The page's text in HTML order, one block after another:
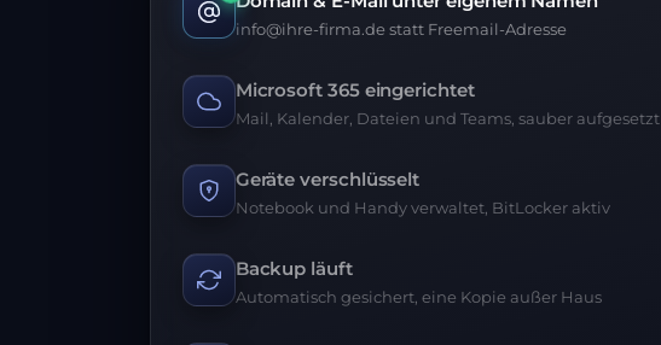
info@ihre-firma.de statt Freemail-Adresse
Microsoft 365 eingerichtet
Mail, Kalender, Dateien und Teams, sauber aufgesetzt
Geräte verschlüsselt
Notebook und Handy verwaltet, BitLocker aktiv
Backup läuft
Automatisch gesichert, eine Kopie außer Haus